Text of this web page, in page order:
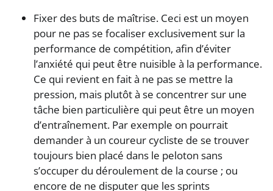
Fixer des buts de maîtrise. Ceci est un moyen
pour ne pas se focaliser exclusivement sur la
performance de compétition, afin d’éviter
l’anxiété qui peut être nuisible à la performance.
Ce qui revient en fait à ne pas se mettre la
pression, mais plutôt à se concentrer sur une
tâche bien particulière qui peut être un moyen
d’entraînement. Par exemple on pourrait
demander à un coureur cycliste de se trouver
toujours bien placé dans le peloton sans
s’occuper du déroulement de la course ; ou
encore de ne disputer que les sprints